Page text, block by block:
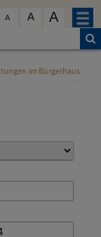
A A A
im Bürgerhaus